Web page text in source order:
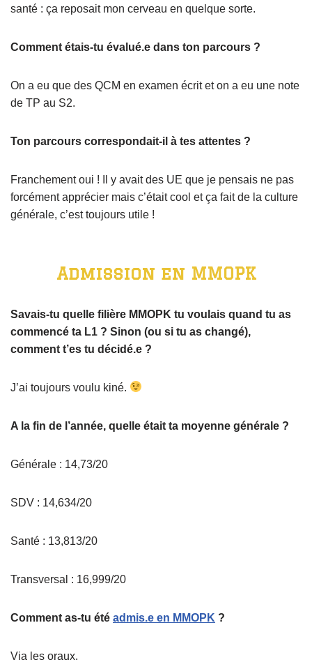
santé : ça reposait mon cerveau en quelque sorte.
Comment étais-tu évalué.e dans ton parcours ?
On a eu que des QCM en examen écrit et on a eu une note
de TP au S2.
Ton parcours correspondait-il à tes attentes ?
Franchement oui ! Il y avait des UE que je pensais ne pas
forcément apprécier mais c’était cool et ça fait de la culture
générale, c’est toujours utile !
Admission en MMOPK
Savais-tu quelle filière MMOPK tu voulais quand tu as
commencé ta L1 ? Sinon (ou si tu as changé),
comment t’es tu décidé.e ?
J’ai toujours voulu kiné.
A la fin de l’année, quelle était ta moyenne générale ?
Générale : 14,73/20
SDV : 14,634/20
Santé : 13,813/20
Transversal : 16,999/20
Comment as-tu été admis.e en MMOPK ?
Via les oraux.